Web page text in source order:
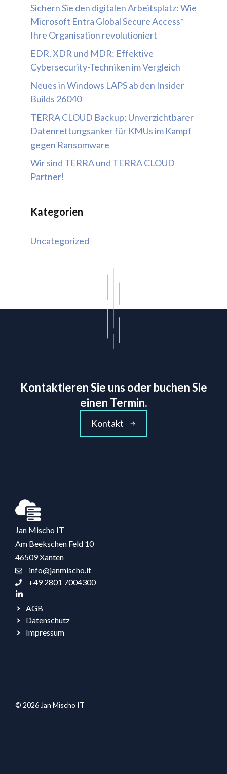
Sichern Sie den digitalen Arbeitsplatz: Wie
Microsoft Entra Global Secure Access*
Ihre Organisation revolutioniert
EDR, XDR und MDR: Effektive
Cybersecurity-Techniken im Vergleich
Neues in Windows LAPS ab den Insider
Builds 26040
TERRA CLOUD Backup: Unverzichtbarer
Datenrettungsanker für KMUs im Kampf
gegen Ransomware
Wir sind TERRA und TERRA CLOUD
Partner!
Kategorien
Uncategorized
Kontaktieren Sie uns oder buchen Sie
einen Termin.
Kontakt
Jan Mischo IT
Am Beekschen Feld 10
46509 Xanten
info@janmischo.it
+49 2801 7004300
AGB
Datenschutz
Impressum
© 2026 Jan Mischo IT